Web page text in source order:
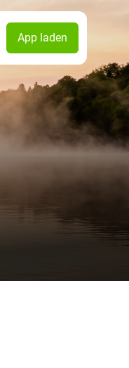
App laden